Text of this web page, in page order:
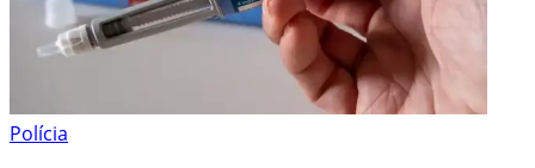
Polícia